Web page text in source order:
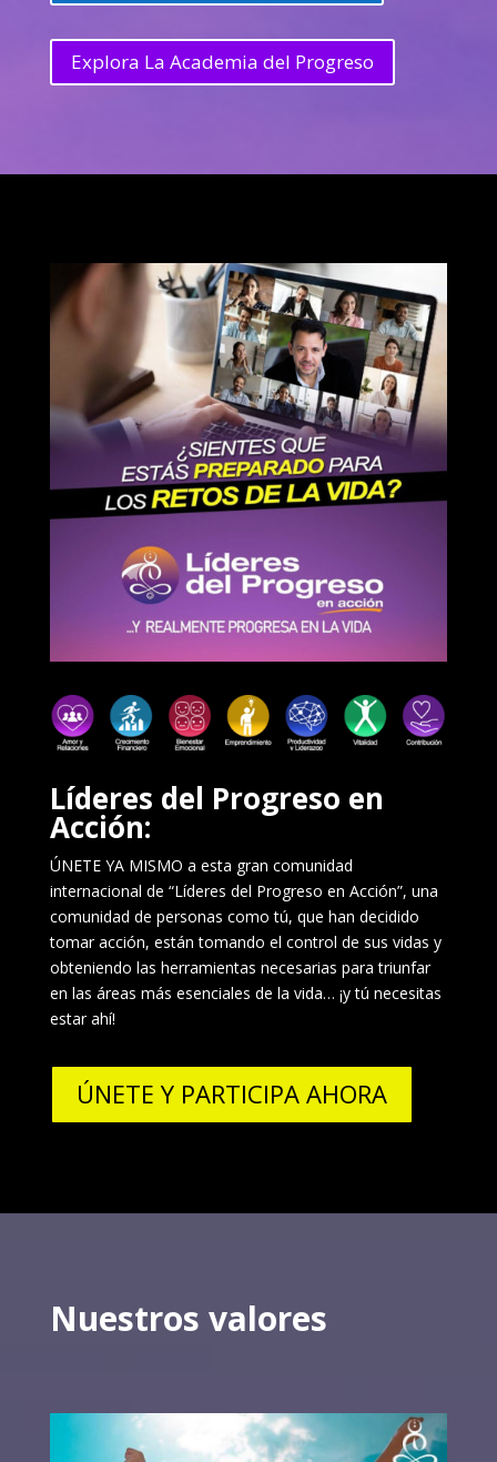
Explora La Academia del Progreso
Líderes del Progreso en
Acción:
ÚNETE YA MISMO a esta gran comunidad
internacional de “Líderes del Progreso en Acción”, una
comunidad de personas como tú, que han decidido
tomar acción, están tomando el control de sus vidas y
obteniendo las herramientas necesarias para triunfar
en las áreas más esenciales de la vida… ¡y tú necesitas
estar ahí!
ÚNETE Y PARTICIPA AHORA
Nuestros valores